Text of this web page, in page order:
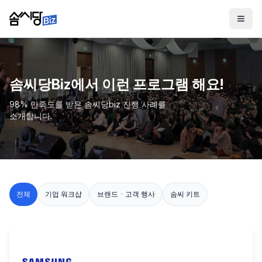
솜씨당Biz에서 이런 프로그램 해요!
98% 만족도를 받은 솜씨당biz 진행 사례를
소개합니다.
전체 기업 워크샵 브랜드ㆍ고객 행사 솜씨 키트